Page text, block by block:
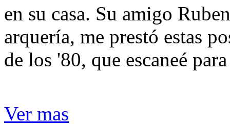
en su casa. Su amigo
arquería, me prestó estas
de los '80, que escaneé
Ver mas